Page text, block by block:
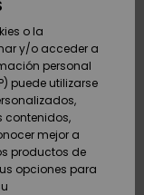
o la
y/o acceder a
personal
puede utilizarse
contenidos,
mejor a
productos de
opciones para